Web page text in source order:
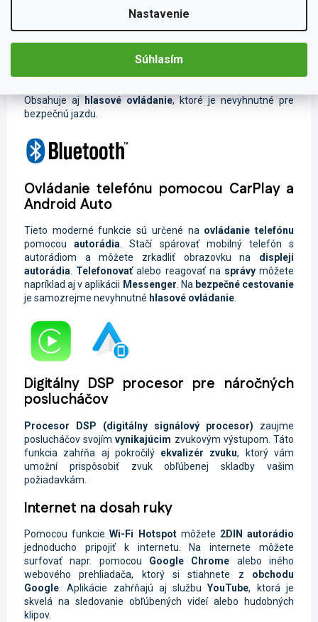
Nastavenie
Súhlasím
Bezpečné telefonovanie počas jazdy
Obsahuje ajhlasové ovládanie, ktoré je nevyhnutné pre
bezpečnú jazdu.
Ovládanie telefónu pomocou CarPlay a
Android Auto
Tieto moderné funkcie sú určené na ovládanie telefónu
pomocou autorádia . Stačí spárovať mobilný telefón s
autorádiom a môžete zrkadliť obrazovku na displeji
autorádia
Telefonovaťalebo reagovať na správymôžete
napríklad aj v aplikácii Messenger . Na bezpečné cestovanie
je samozrejme nevyhnutné hlasové ovládanie
Digitálny DSP procesor pre náročných
poslucháčov
Procesor DSP (digitálny signálový procesor) zaujme
poslucháčov svojímvynikajúcim zvukovým výstupom. Táto
funkcia zahŕňa aj pokročilý ekvalizér zvuku, ktorý vám
umožní prispôsobiť zvuk obľúbenej skladby vašim
požiadavkám.
Internet na dosah ruky
Pomocou funkcieWi-Fi Hotspotmôžete 2DIN autorádio
jednoducho pripojiť k internetu. Na internete môžete
surfovať napr. pomocou Google Chrome alebo iného
webového prehliadača, ktorý si stiahnete z obchodu
Google. Aplikácie zahŕňajú aj službuYouTube, ktorá je
skvelá na sledovanie obľúbených videí alebo hudobných
klipov.